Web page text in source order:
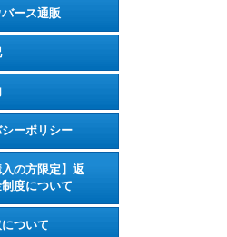
ース通販
ーポリシー
入の方限定】返
度について
ついて